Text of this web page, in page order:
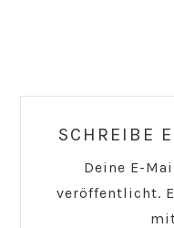
Reader
SCHREIBE
Deine E-
veröffentlicht.